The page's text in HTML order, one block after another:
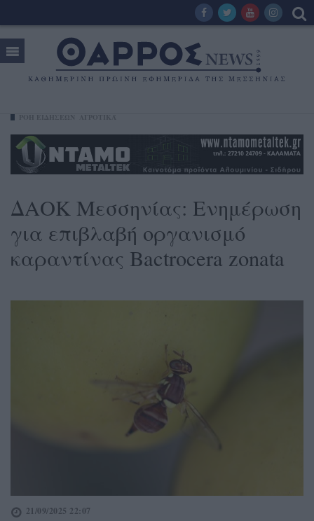
ΔΑΟΚ Μεσσηνίας: Ενημέρωση
για επιβλαβή οργανισμό
καραντίνας Bactrocera zonata
21/09/2025 22:07